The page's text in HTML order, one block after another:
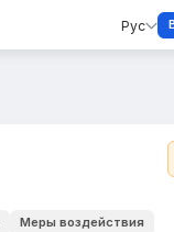
Рус
Меры воздействия